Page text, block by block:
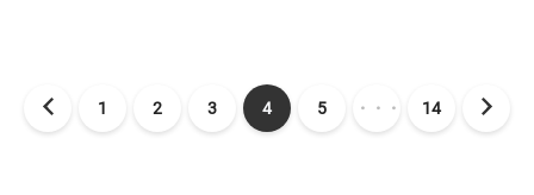
1 2 3 4 5 ・・・ 14